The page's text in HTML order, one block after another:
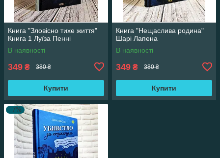
Книга "Зловісно тихе життя"
Книга 1 Луїза Пенні
В наявності
349 ₴ 380 ₴
Купити
Книга "Нещаслива родина"
Шарі Лапена
В наявності
349 ₴ 380 ₴
Купити
–7%